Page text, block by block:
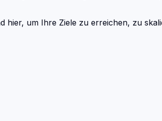
hier, um Ihre Ziele zu erreichen, zu